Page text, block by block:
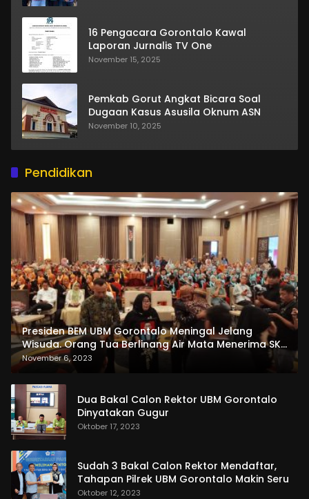
16 Pengacara Gorontalo Kawal
Laporan Jurnalis TV One
November 15, 2025
Pemkab Gorut Angkat Bicara Soal
Dugaan Kasus Asusila Oknum ASN
November 10, 2025
Pendidikan
Presiden BEM UBM Gorontalo Meningal Jelang
Wisuda. Orang Tua Berlinang Air Mata Menerima SKL
dan Pemasangan Salempang
November 6, 2023
Dua Bakal Calon Rektor UBM Gorontalo
Dinyatakan Gugur
Oktober 17, 2023
Sudah 3 Bakal Calon Rektor Mendaftar,
Tahapan Pilrek UBM Gorontalo Makin Seru
Oktober 12, 2023